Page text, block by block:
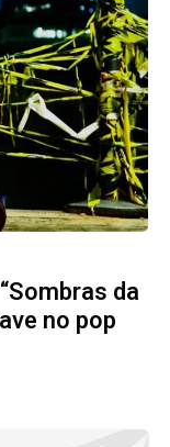
da
no pop